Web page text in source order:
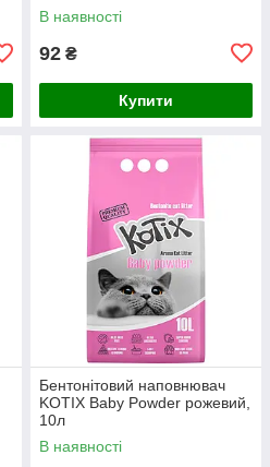
В наявності
92 ₴
Купити
Бентонітовий наповнювач
KOTIX Baby Powder рожевий,
10л
В наявності